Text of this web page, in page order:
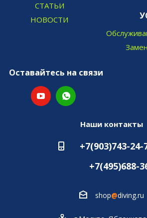
СТАТЬИ
НОВОСТИ
Оставайтесь на связи
Наши контакты
+7(903)743-24-
+7(495)688-
shop@diving.ru